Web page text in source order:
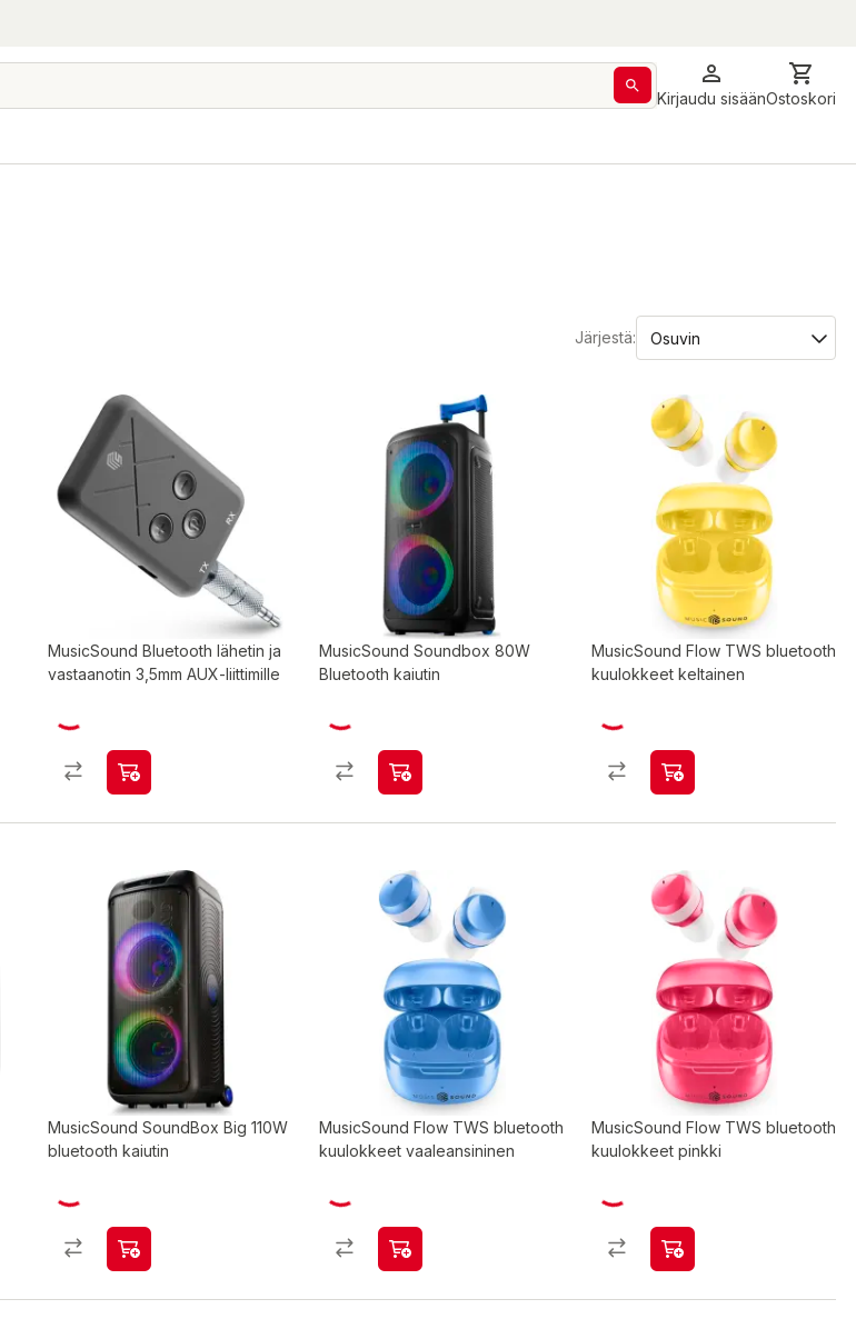
Kirjaudu sisäänOstoskori
Järjestä:
MusicSound Bluetooth lähetin ja
vastaanotin 3,5mm AUX-liittimille
MusicSound Soundbox 80W
Bluetooth kaiutin
MusicSound Flow TWS bluetooth
kuulokkeet keltainen
MusicSound SoundBox Big 110W
bluetooth kaiutin
MusicSound Flow TWS bluetooth
kuulokkeet vaaleansininen
MusicSound Flow TWS bluetooth
kuulokkeet pinkki